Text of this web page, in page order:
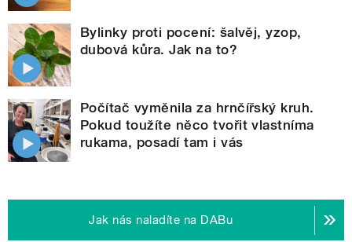
Bylinky proti pocení: šalvěj, yzop,
dubová kůra. Jak na to?
Počítač vyměnila za hrnčířský kruh.
Pokud toužíte něco tvořit vlastníma
rukama, posadí tam i vás
Jak nás naladíte na DABu